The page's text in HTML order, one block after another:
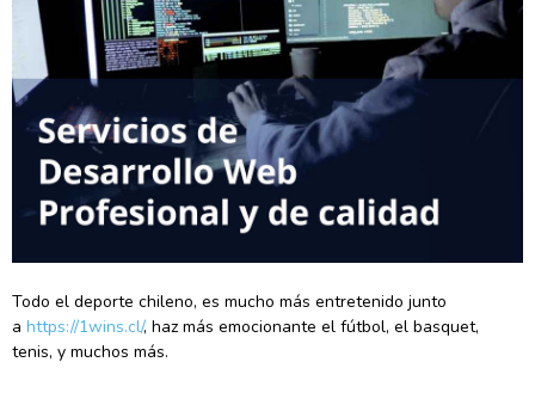
Todo el deporte chileno, es mucho más entretenido junto
a https://1wins.cl/, haz más emocionante el fútbol, el basquet,
tenis, y muchos más.